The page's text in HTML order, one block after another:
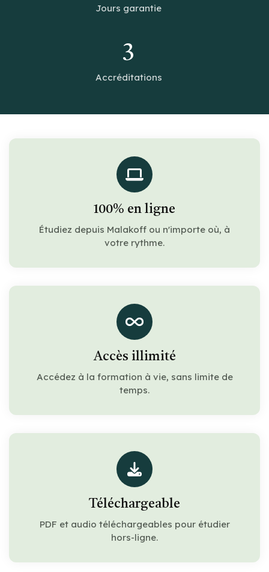
Jours garantie
3
Accréditations
100% en ligne
Étudiez depuis Malakoff ou n'importe où, à
votre rythme.
Accès illimité
Accédez à la formation à vie, sans limite de
temps.
Téléchargeable
PDF et audio téléchargeables pour étudier
hors-ligne.